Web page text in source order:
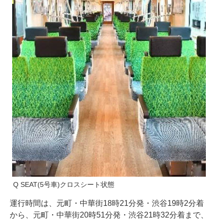
Q SEAT(5号車)クロスシート状態
運行時間は、元町・中華街18時21分発・渋谷19時2分着
から、元町・中華街20時51分発・渋谷21時32分着まで、